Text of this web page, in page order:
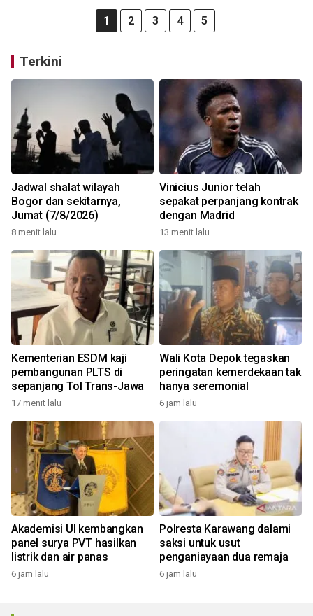
1 2 3 4 5
Terkini
Jadwal shalat wilayah
Bogor dan sekitarnya,
Jumat (7/8/2026)
8 menit lalu
Vinicius Junior telah
sepakat perpanjang kontrak
dengan Madrid
13 menit lalu
Kementerian ESDM kaji
pembangunan PLTS di
sepanjang Tol Trans-Jawa
17 menit lalu
Wali Kota Depok tegaskan
peringatan kemerdekaan tak
hanya seremonial
6 jam lalu
Akademisi UI kembangkan
panel surya PVT hasilkan
listrik dan air panas
6 jam lalu
Polresta Karawang dalami
saksi untuk usut
penganiayaan dua remaja
6 jam lalu